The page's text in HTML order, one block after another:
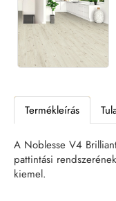
Termékleírás
A Noblesse V4
pattintási
kiemel.